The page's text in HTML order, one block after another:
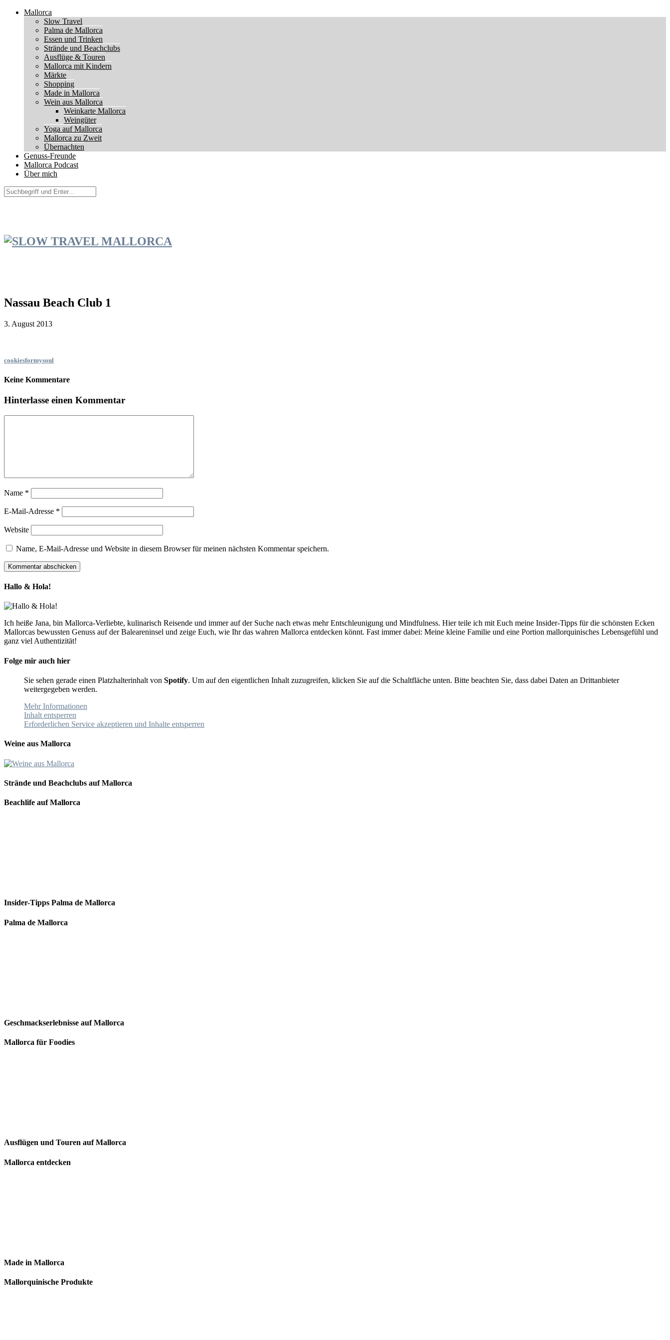
Mallorca
Slow Travel
Palma de Mallorca
Essen und Trinken
Strände und Beachclubs
Ausflüge & Touren
Mallorca mit Kindern
Märkte
Shopping
Made in Mallorca
Wein aus Mallorca
Weinkarte Mallorca
Weingüter
Yoga auf Mallorca
Mallorca zu Zweit
Übernachten
Genuss-Freunde
Mallorca Podcast
Über mich
Nassau Beach Club 1
3. August 2013
cookiesformysoul
Keine Kommentare
Hinterlasse einen Kommentar
Name *
E-Mail-Adresse *
Website
Name, E-Mail-Adresse und Website in diesem Browser für meinen nächsten Kommentar speichern.
Hallo & Hola!
Ich heiße Jana, bin Mallorca-Verliebte, kulinarisch Reisende und immer auf der Suche nach etwas mehr Entschleunigung und Mindfulness. Hier teile ich mit Euch meine Insider-Tipps für die schönsten Ecken
Mallorcas bewussten Genuss auf der Baleareninsel und zeige Euch, wie Ihr das wahren Mallorca entdecken könnt. Fast immer dabei: Meine kleine Familie und eine Portion mallorquinisches Lebensgefühl und
ganz viel Authentizität!
Folge mir auch hier
Sie sehen gerade einen Platzhalterinhalt von Spotify. Um auf den eigentlichen Inhalt zuzugreifen, klicken Sie auf die Schaltfläche unten. Bitte beachten Sie, dass dabei Daten an Drittanbieter
weitergegeben werden.
Mehr Informationen
Inhalt entsperren
Erforderlichen Service akzeptieren und Inhalte entsperren
Weine aus Mallorca
Strände und Beachclubs auf Mallorca
Beachlife auf Mallorca
Insider-Tipps Palma de Mallorca
Palma de Mallorca
Geschmackserlebnisse auf Mallorca
Mallorca für Foodies
Ausflügen und Touren auf Mallorca
Mallorca entdecken
Made in Mallorca
Mallorquinische Produkte